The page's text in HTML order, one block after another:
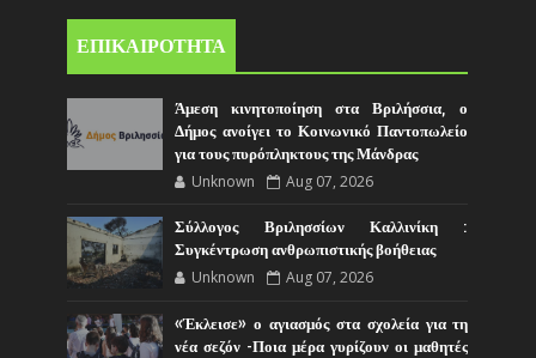
ΕΠΙΚΑΙΡΟΤΗΤΑ
Άμεση κινητοποίηση στα Βριλήσσια, ο
Δήμος ανοίγει το Κοινωνικό Παντοπωλείο
για τους πυρόπληκτους της Μάνδρας
Unknown Aug 07, 2026
Σύλλογος Βριλησσίων Καλλινίκη :
Συγκέντρωση ανθρωπιστικής βοήθειας
Unknown Aug 07, 2026
«Έκλεισε» ο αγιασμός στα σχολεία για τη
νέα σεζόν -Ποια μέρα γυρίζουν οι μαθητές